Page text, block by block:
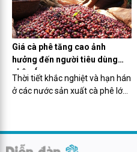
Quốc phòng, Tài chính, Kế
hoạch và Đầu tư; các địa
phương Quảng Trị, Bình Dương,
Phú Yên, Khánh Hòa, Cần Thơ,
Thái Bình, Ninh Bình, Bình
Phước, TP HCM, Tây Ninh, Vĩnh
Long, Lâm Đồng.
Giá cà phê tăng cao ảnh
hưởng đến người tiêu dùng
châu Á
Thời tiết khắc nghiệt và hạn hán
ở các nước sản xuất cà phê lớn